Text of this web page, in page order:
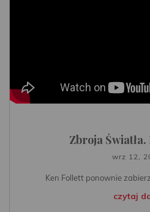
Zbroja
wrz 12,
Ken Follett ponownie
czytaj